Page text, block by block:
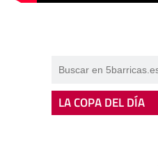
LA COPA DEL DÍA